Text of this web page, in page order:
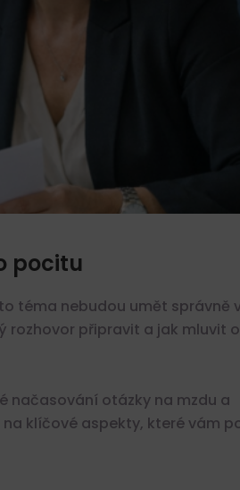
pocitu
téma nebudou umět správně
připravit a jak mluvit
načasování otázky na mzdu a
klíčové aspekty, které vám